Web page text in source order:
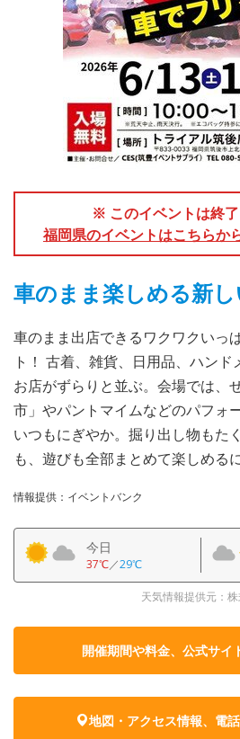
※ このイベントは終了
福岡県のイベントはこちらか
車のまま楽しめる新
車のまま出店できるワクワクいっ
ト！ 古着、雑貨、日用品、ハン
お店がずらりと並ぶ。会場では、
市」やパントマイムなどのパフォ
いつもにぎやか。掘り出し物もた
も、遊びも全部まとめて楽しめる
情報提供：イベントバンク
今日
37℃／29℃
天気情報提供元：
開催期間や料金、公式サイ
地図・アクセス情報、電